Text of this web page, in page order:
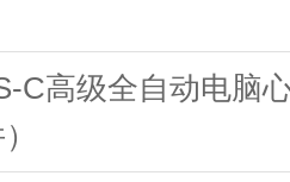
C高级全自动电脑